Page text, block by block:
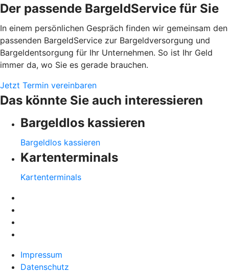
Der passende BargeldService für Sie
In einem persönlichen Gespräch finden wir gemeinsam den
passenden BargeldService zur Bargeldversorgung und
Bargeldentsorgung für Ihr Unternehmen. So ist Ihr Geld
immer da, wo Sie es gerade brauchen.
Jetzt Termin vereinbaren
Das könnte Sie auch interessieren
Bargeldlos kassieren
Bargeldlos kassieren
Kartenterminals
Kartenterminals
Impressum
Datenschutz